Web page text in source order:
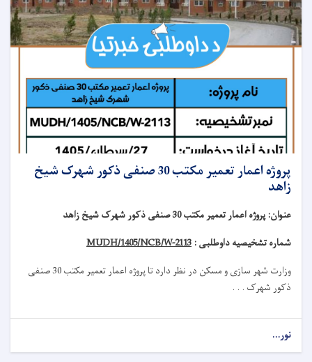
پروژه اعمار تعمیر مکتب 30 صنفی ذکور شهرک شیخ
زاهد
عنوان: پروژه اعمار تعمیر مکتب 30 صنفی ذکور شهرک شیخ زاهد
شماره تشخیصیه داوطلبی : MUDH/1405/NCB/W-2113
وزارت شهر سازی و مسکن در نظر دارد تاپروژه
اعمار تعمیر مکتب 30 صنفی
ذکور شهرک . . .
نور...